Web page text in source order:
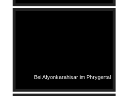
Bei Afyonkarahisar im Phrygertal